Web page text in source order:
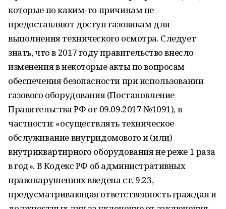
которые по каким-то причинам не
предоставляют доступ газовикам для
выполнения технического осмотра. Следует
знать, что в 2017 году правительство внесло
изменения в некоторые акты по вопросам
обеспечения безопасности при использовании
газового оборудования (Постановление
Правительства РФ от 09.09.2017 №1091), в
частности: «осуществлять техническое
обслуживание внутридомового и (или)
внутриквартирного оборудования не реже 1 раза
в год». В Кодекс РФ об административных
правонарушениях введена ст. 9.23,
предусматривающая ответственность граждан и